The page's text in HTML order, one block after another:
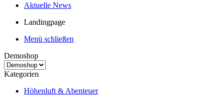
Aktuelle News
Landingpage
Menü schließen
Demoshop
Kategorien
Höhenluft & Abenteuer